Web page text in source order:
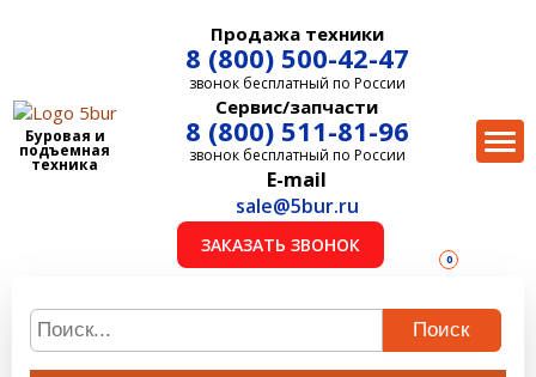
Буровая и
подъемная
техника
Продажа техники
8 (800) 500-42-47
звонок бесплатный по России
Сервис/запчасти
8 (800) 511-81-96
звонок бесплатный по России
E-mail
sale@5bur.ru
ЗАКАЗАТЬ ЗВОНОК
0
Поиск